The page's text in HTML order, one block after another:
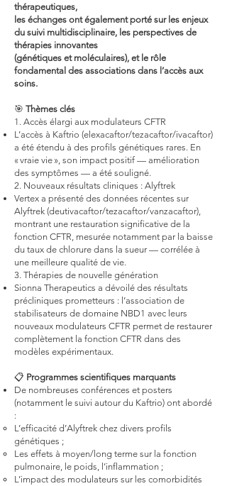
thérapeutiques,
les échanges ont également porté sur les enjeux
du suivi multidisciplinaire, les perspectives de
thérapies innovantes
(génétiques et moléculaires), et le rôle
fondamental des associations dans l’accès aux
soins.
🎯 Thèmes clés
1. Accès élargi aux modulateurs CFTR
L’accès à Kaftrio (elexacaftor/tezacaftor/ivacaftor)
a été étendu à des profils génétiques rares. En
« vraie vie », son impact positif — amélioration
des symptômes — a été souligné.
2. Nouveaux résultats cliniques : Alyftrek
Vertex a présenté des données récentes sur
Alyftrek (deutivacaftor/tezacaftor/vanzacaftor),
montrant une restauration significative de la
fonction CFTR, mesurée notamment par la baisse
du taux de chlorure dans la sueur — corrélée à
une meilleure qualité de vie.
3. Thérapies de nouvelle génération
Sionna Therapeutics a dévoilé des résultats
précliniques prometteurs : l’association de
stabilisateurs de domaine NBD1 avec leurs
nouveaux modulateurs CFTR permet de restaurer
complètement la fonction CFTR dans des
modèles expérimentaux.
📋 Programmes scientifiques marquants
De nombreuses conférences et posters
(notamment le suivi autour du Kaftrio) ont abordé
:
L’efficacité d’Alyftrek chez divers profils
génétiques ;
Les effets à moyen/long terme sur la fonction
pulmonaire, le poids, l’inflammation ;
L’impact des modulateurs sur les comorbidités